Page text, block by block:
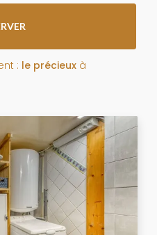
: le précieux à